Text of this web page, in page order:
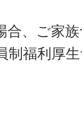
合、ご家
制福利厚